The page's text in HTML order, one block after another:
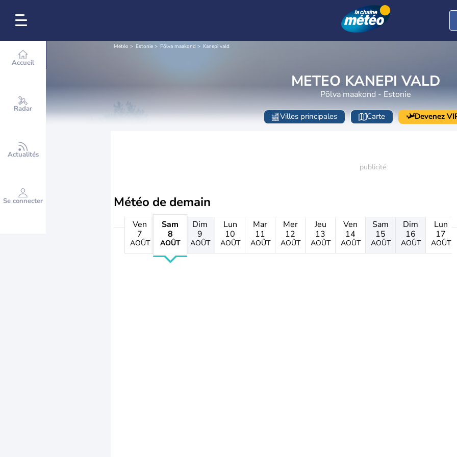
Accueil
Radar
Actualités
Se connecter
Météo Estonie Põlva maakond Kanepi vald
METEO KANEPI VALD
Põlva maakond - Estonie
Villes principales Carte Devenez
Météo de demain
Ven
7
AOÛT
Sam
8
AOÛT
Dim
9
AOÛT
Lun
10
AOÛT
Mar
11
AOÛT
Mer
12
AOÛT
Jeu
13
AOÛT
Ven
14
AOÛT
Sam
15
AOÛT
Dim
16
AOÛT
Lun
17
AOÛT